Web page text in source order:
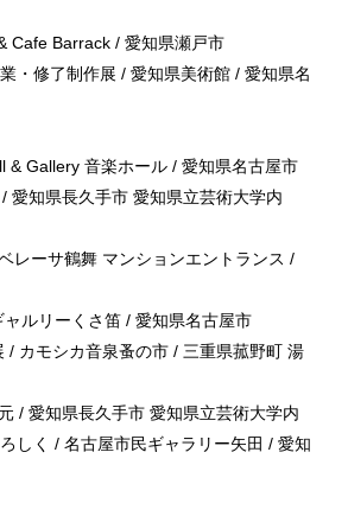
Cafe Barrack / 愛知県瀬戸市
・修了制作展 / 愛知県美術館 / 愛知県名
& Gallery 音楽ホール / 愛知県名古屋市
愛知県長久手市 愛知県立芸術大学内
レーサ鶴舞 マンションエントランス /
ャルリーくさ笛 / 愛知県名古屋市
/ カモシカ音泉蚤の市 / 三重県菰野町 湯
/ 愛知県長久手市 愛知県立芸術大学内
しく / 名古屋市民ギャラリー矢田 / 愛知